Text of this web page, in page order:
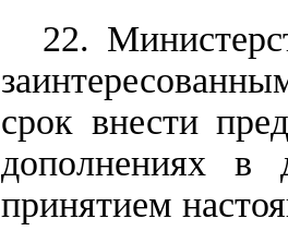
22.
срок внести
дополнениях в
принятием